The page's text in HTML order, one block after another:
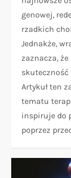
genowej,
rzadkich
Jednakże,
zaznacza,
skuteczność
Artykuł ten
tematu
inspiruje do
poprzez